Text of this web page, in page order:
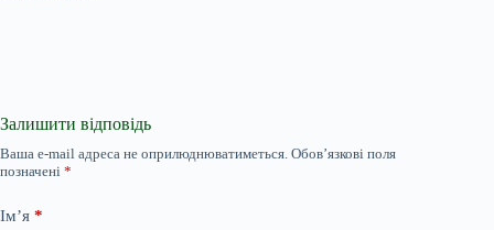
Залишити відповідь
Ваша e-mail адреса не оприлюднюватиметься. Обов’язкові поля
позначені *
Ім’я *